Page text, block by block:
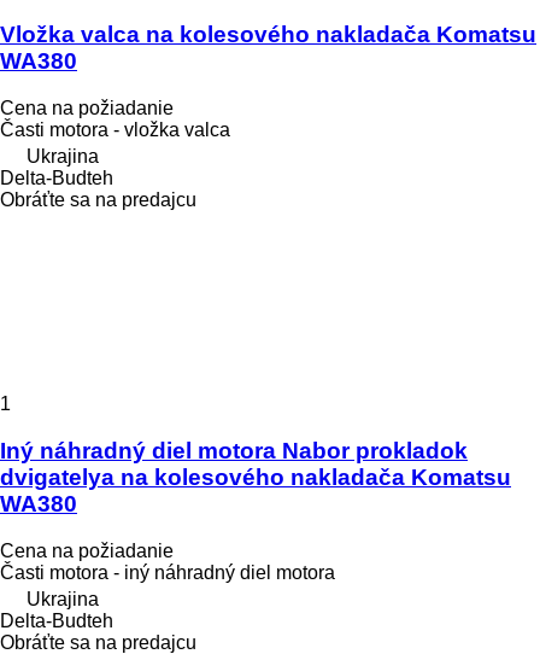
Vložka valca na kolesového nakladača Komatsu
WA380
Cena na požiadanie
Časti motora - vložka valca
Ukrajina
Delta-Budteh
Obráťte sa na predajcu
1
Iný náhradný diel motora Nabor prokladok
dvigatelya na kolesového nakladača Komatsu
WA380
Cena na požiadanie
Časti motora - iný náhradný diel motora
Ukrajina
Delta-Budteh
Obráťte sa na predajcu